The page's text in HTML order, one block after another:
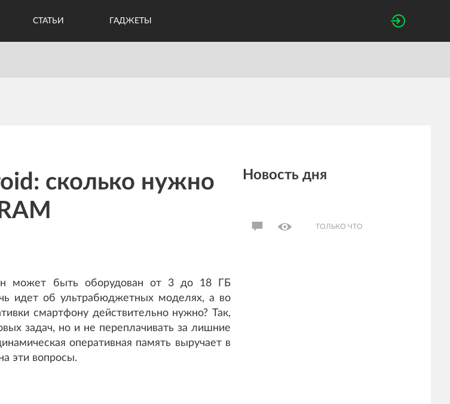
СТАТЬИ ГАДЖЕТЫ
сколько нужно
может быть оборудован от 3 до 18 ГБ
идет об ультрабюджетных моделях, а во
смартфону действительно нужно? Так,
задач, но и не переплачивать за лишние
оперативная память выручает в
эти вопросы.
Новость дня
ТОЛЬКО ЧТО